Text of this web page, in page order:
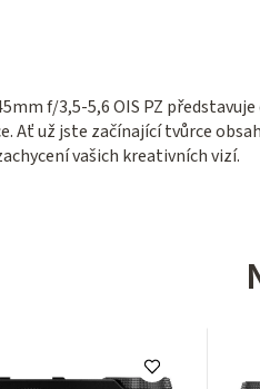
f/3,5-5,6 OIS PZ
Ať už jste začínající tvůrce
vašich kreativních vizí.